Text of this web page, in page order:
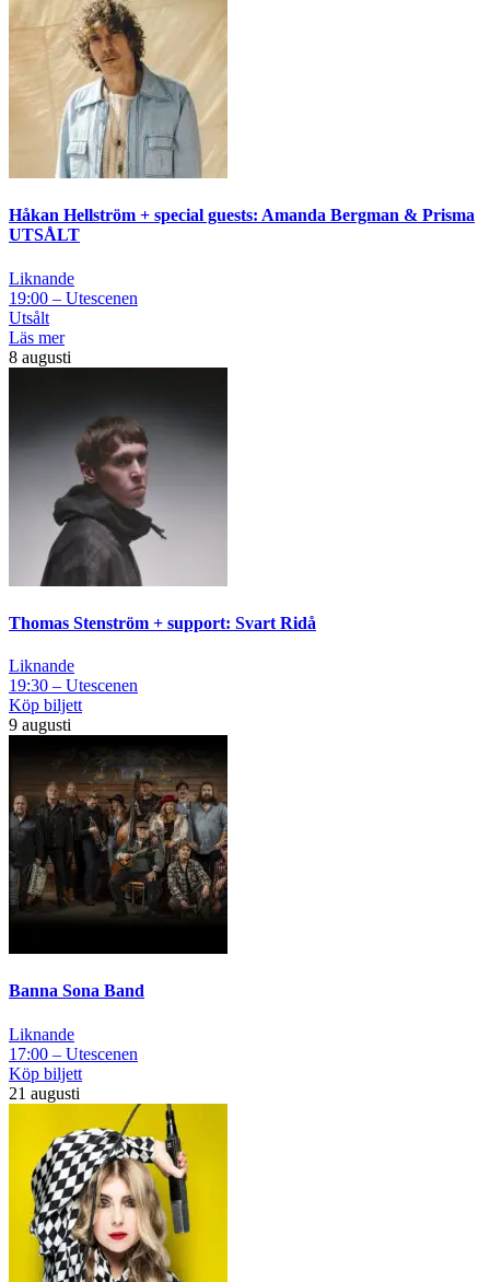
Håkan Hellström + special guests: Amanda Bergman & Prisma
UTSÅLT
Liknande
19:00 – Utescenen
Utsålt
Läs mer
8 augusti
Thomas Stenström + support: Svart Ridå
Liknande
19:30 – Utescenen
Köp biljett
9 augusti
Banna Sona Band
Liknande
17:00 – Utescenen
Köp biljett
21 augusti